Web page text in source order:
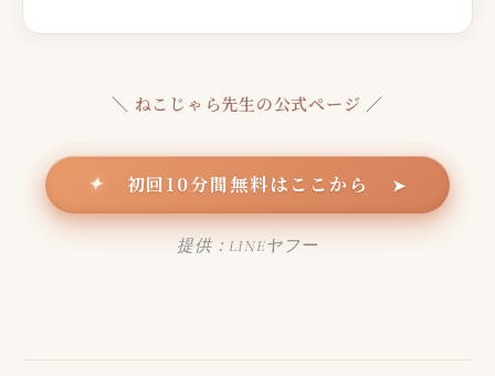
＼ ねこじゃら先生の公式ページ ／
✦ 初回10分間無料はここから ➤
提供：LINEヤフー